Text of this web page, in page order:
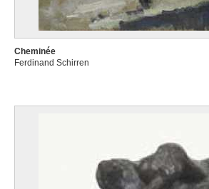
Cheminée
Ferdinand Schirren